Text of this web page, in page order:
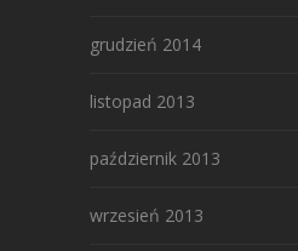
grudzień 2014
listopad 2013
październik 2013
wrzesień 2013